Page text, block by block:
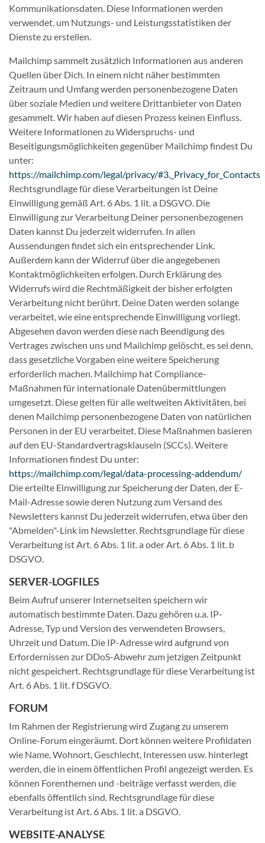
Kommunikationsdaten. Diese Informationen werden
verwendet, um Nutzungs- und Leistungsstatistiken der
Dienste zu erstellen.
Mailchimp sammelt zusätzlich Informationen aus anderen
Quellen über Dich. In einem nicht näher bestimmten
Zeitraum und Umfang werden personenbezogene Daten
über soziale Medien und weitere Drittanbieter von Daten
gesammelt. Wir haben auf diesen Prozess keinen Einfluss.
Weitere Informationen zu Widerspruchs- und
Beseitigungsmöglichkeiten gegenüber Mailchimp findest Du
unter:
https://mailchimp.com/legal/privacy/#3._Privacy_for_Contacts
Rechtsgrundlage für diese Verarbeitungen ist Deine
Einwilligung gemäß Art. 6 Abs. 1 lit. a DSGVO. Die
Einwilligung zur Verarbeitung Deiner personenbezogenen
Daten kannst Du jederzeit widerrufen. In allen
Aussendungen findet sich ein entsprechender Link.
Außerdem kann der Widerruf über die angegebenen
Kontaktmöglichkeiten erfolgen. Durch Erklärung des
Widerrufs wird die Rechtmäßigkeit der bisher erfolgten
Verarbeitung nicht berührt. Deine Daten werden solange
verarbeitet, wie eine entsprechende Einwilligung vorliegt.
Abgesehen davon werden diese nach Beendigung des
Vertrages zwischen uns und Mailchimp gelöscht, es sei denn,
dass gesetzliche Vorgaben eine weitere Speicherung
erforderlich machen. Mailchimp hat Compliance-
Maßnahmen für internationale Datenübermittlungen
umgesetzt. Diese gelten für alle weltweiten Aktivitäten, bei
denen Mailchimp personenbezogene Daten von natürlichen
Personen in der EU verarbeitet. Diese Maßnahmen basieren
auf den EU-Standardvertragsklauseln (SCCs). Weitere
Informationen findest Du unter:
https://mailchimp.com/legal/data-processing-addendum/
Die erteilte Einwilligung zur Speicherung der Daten, der E-
Mail-Adresse sowie deren Nutzung zum Versand des
Newsletters kannst Du jederzeit widerrufen, etwa über den
"Abmelden"-Link im Newsletter. Rechtsgrundlage für diese
Verarbeitung ist Art. 6 Abs. 1 lit. a oder Art. 6 Abs. 1 lit. b
DSGVO.
SERVER-LOGFILES
Beim Aufruf unserer Internetseiten speichern wir
automatisch bestimmte Daten. Dazu gehören u.a. IP-
Adresse, Typ und Version des verwendeten Browsers,
Uhrzeit und Datum. Die IP-Adresse wird aufgrund von
Erfordernissen zur DDoS-Abwehr zum jetzigen Zeitpunkt
nicht gespeichert. Rechtsgrundlage für diese Verarbeitung ist
Art. 6 Abs. 1 lit. f DSGVO.
FORUM
Im Rahmen der Registrierung wird Zugang zu unserem
Online-Forum eingeräumt. Dort können weitere Profildaten
wie Name, Wohnort, Geschlecht, Interessen usw. hinterlegt
werden, die in einem öffentlichen Profil angezeigt werden. Es
können Forenthemen und -beiträge verfasst werden, die
ebenfalls öffentlich sind. Rechtsgrundlage für diese
Verarbeitung ist Art. 6 Abs. 1 lit. a DSGVO.
WEBSITE-ANALYSE